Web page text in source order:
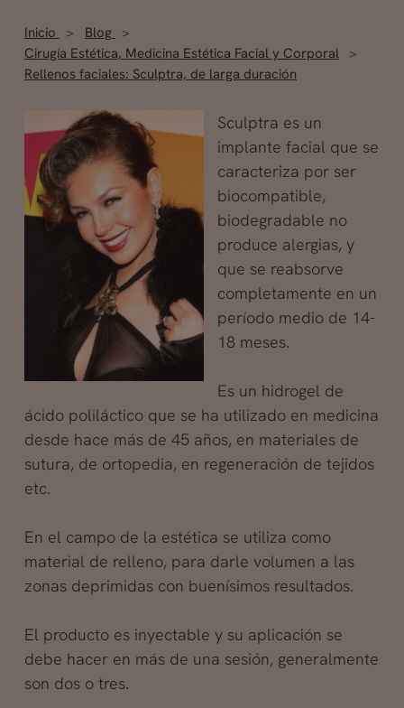
Inicio
Blog
Cirugía Estética, Medicina Estética Facial y Corporal
Rellenos faciales: Sculptra, de larga duración
Sculptra es un
implante facial que se
caracteriza por ser
biocompatible,
biodegradable no
produce alergias, y
que se reabsorve
completamente en un
período medio de 14-
18 meses.
Es un hidrogel de
ácido poliláctico que se ha utilizado en medicina
desde hace más de 45 años, en materiales de
sutura, de ortopedia, en regeneración de tejidos
etc.
En el campo de la estética se utiliza como
material de relleno, para darle volumen a las
zonas deprimidas con buenísimos resultados.
El producto es inyectable y su aplicación se
debe hacer en más de una sesión, generalmente
son dos o tres.